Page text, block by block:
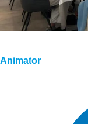
Animator